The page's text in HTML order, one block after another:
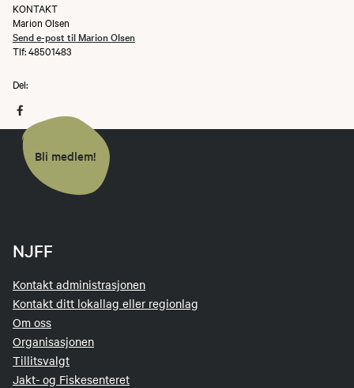
KONTAKT
Marion Olsen
Send e-post til Marion Olsen
Tlf: 48501483
Del:
Bli medlem!
NJFF
Kontakt administrasjonen
Kontakt ditt lokallag eller regionlag
Om oss
Organisasjonen
Tillitsvalgt
Jakt- og Fiskesenteret